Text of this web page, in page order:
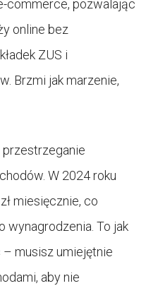
commerce, pozwalając
online bez
ZUS i
Brzmi jak marzenie,
W 2024 roku
miesięcznie, co
wynagrodzenia. To jak
musisz umiejętnie
aby nie